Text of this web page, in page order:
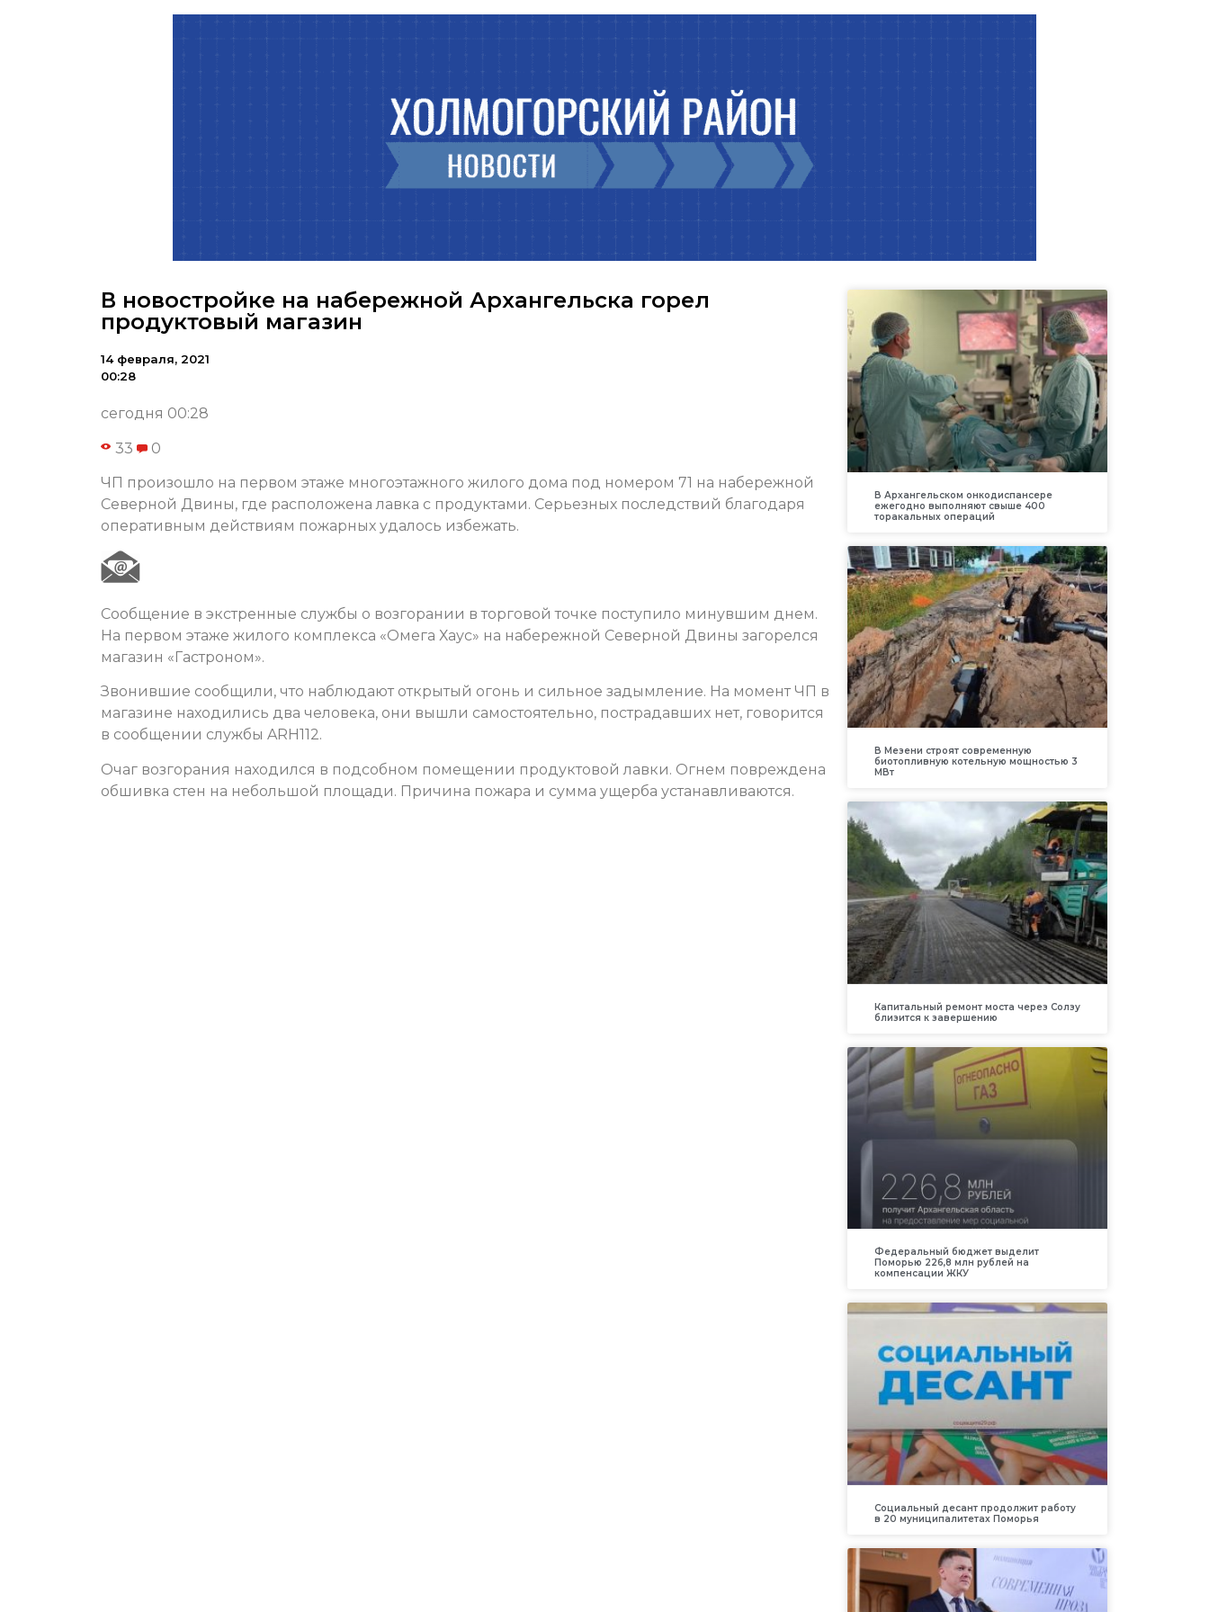
В новостройке на набережной Архангельска горел
продуктовый магазин
14 февраля, 2021
00:28
сегодня 00:28
33 0
ЧП произошло на первом этаже многоэтажного жилого дома под номером 71 на набережной
Северной Двины, где расположена лавка с продуктами. Серьезных последствий благодаря
оперативным действиям пожарных удалось избежать.
Сообщение в экстренные службы о возгорании в торговой точке поступило минувшим днем.
На первом этаже жилого комплекса «Омега Хаус» на набережной Северной Двины загорелся
магазин «Гастроном».
Звонившие сообщили, что наблюдают открытый огонь и сильное задымление. На момент ЧП в
магазине находились два человека, они вышли самостоятельно, пострадавших нет, говорится
в сообщении службы ARH112.
Очаг возгорания находился в подсобном помещении продуктовой лавки. Огнем повреждена
обшивка стен на небольшой площади. Причина пожара и сумма ущерба устанавливаются.
В Архангельском онкодиспансере
ежегодно выполняют свыше 400
торакальных операций
В Мезени строят современную
биотопливную котельную мощностью 3
МВт
Капитальный ремонт моста через Солзу
близится к завершению
Федеральный бюджет выделит
Поморью 226,8 млн рублей на
компенсации ЖКУ
Социальный десант продолжит работу
в 20 муниципалитетах Поморья